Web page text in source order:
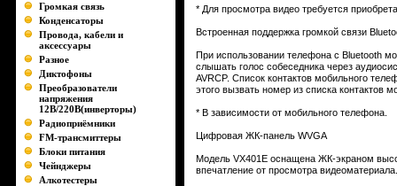
Громкая связь
Конденсаторы
Провода, кабели и
аксессуары
Разное
Диктофоны
Преобразователи
напряжения
12В/220В(инверторы)
Радиоприёмники
FM-трансмиттеры
Блоки питания
Чейнджеры
Алкотестеры
* Для просмотра видео требуется
Встроенная поддержка громкой связи
При использовании телефона с Bluetooth
слышать голос собеседника через
AVRCP. Список контактов мобильного
этого вызвать номер из списка контактов
* В зависимости от мобильного телефона.
Цифровая ЖК-панель WVGA
Модель VX401E оснащена ЖК-экраном
впечатление от просмотра видеоматериала.